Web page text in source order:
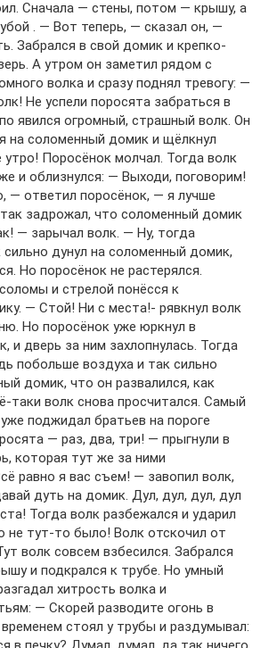
Сначала — стены, потом — крышу, а
. — Вот теперь, — сказал он, —
Забрался в свой домик и крепко-
А утром он заметил рядом с
волка и сразу поднял тревогу: —
Не успели поросята забраться в
явился огромный, страшный волк. Он
на соломенный домик и щёлкнул
Поросёнок молчал. Тогда волк
и облизнулся: — Выходи, поговорим!
— ответил поросёнок, — я лучше
задрожал, что соломенный домик
— зарычал волк. — Ну, тогда
дунул на соломенный домик,
Но поросёнок не растерялся.
и стрелой понёсся к
— Стой! Ни с места!- рявкнул волк
Но поросёнок уже юркнул в
и дверь за ним захлопнулась. Тогда
побольше воздуха и так сильно
домик, что он развалился, как
таки волк снова просчитался. Самый
поджидал братьев на пороге
— раз, два, три! — прыгнули в
которая тут же за ними
равно я вас съем! — завопил волк,
дуть на домик. Дул, дул, дул, дул
Тогда волк разбежался и ударил
не тут-то было! Волк отскочил от
волк совсем взбесился. Забрался
и подкрался к трубе. Но умный
хитрость волка и
— Скорей разводите огонь в
стоял у трубы и раздумывал: